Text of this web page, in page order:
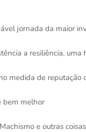
jornada da maior
a resiliência,
medida de reputação
bem melhor
e outras coisas